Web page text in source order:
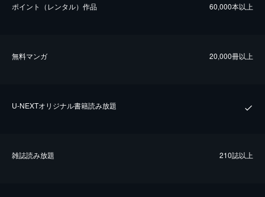
ポイント（レンタル）作品 60,000本以上
無料マンガ 20,000冊以上
U-NEXTオリジナル書籍読み放題
雑誌読み放題 210誌以上